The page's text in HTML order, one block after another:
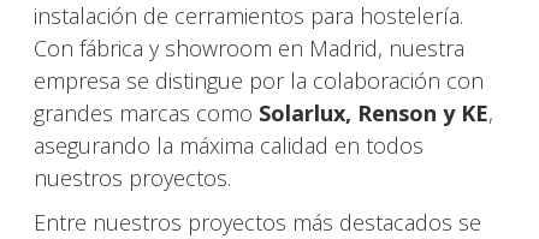
instalación de cerramientos para hostelería.
Con fábrica y showroom en Madrid, nuestra
empresa se distingue por la colaboración con
grandes marcas como Solarlux, Renson y KE,
asegurando la máxima calidad en todos
nuestros proyectos.
Entre nuestros proyectos más destacados se